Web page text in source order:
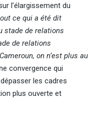
l’élargissement du
ce qui a été dit
stade de relations
de relations
on n’est plus au
convergence qui
les cadres
plus ouverte et